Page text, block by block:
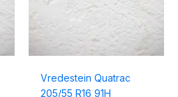
Vredestein Quatrac
205/55 R16 91H